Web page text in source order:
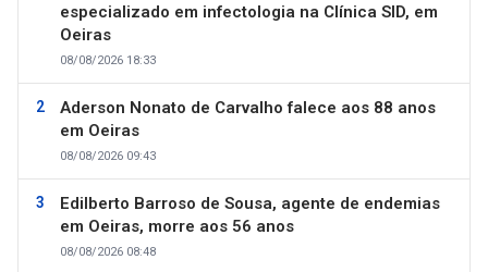
especializado em infectologia na Clínica SID, em
Oeiras
08/08/2026 18:33
Aderson Nonato de Carvalho falece aos 88 anos
em Oeiras
08/08/2026 09:43
Edilberto Barroso de Sousa, agente de endemias
em Oeiras, morre aos 56 anos
08/08/2026 08:48